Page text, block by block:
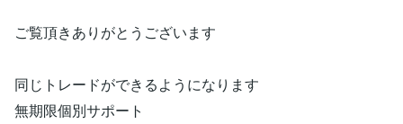
ご覧頂きありがとうございます
同じトレードができるようになります
無期限個別サポート